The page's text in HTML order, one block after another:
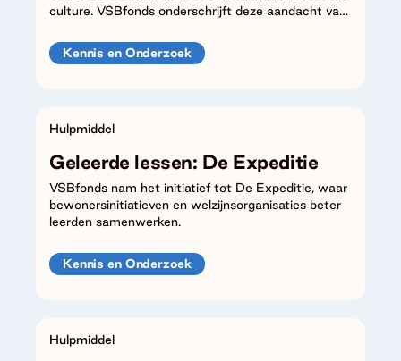
culture. VSBfonds onderschrijft deze aandacht van
Kennis en Onderzoek
Hulpmiddel
Geleerde lessen: De Expeditie
VSBfonds nam het initiatief tot De Expeditie, waar
bewonersinitiatieven en welzijnsorganisaties beter
leerden samenwerken.
Kennis en Onderzoek
Hulpmiddel